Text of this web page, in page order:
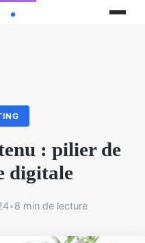
: pilier de
digitale
•8 min de lecture